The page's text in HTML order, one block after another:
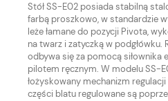
Stół SS-E02 posiada stabilną
farbą proszkowo, w standardzie
leże łamane do pozycji Pivota,
na twarz i zatyczką w podgłówku.
odbywa się za pomocą siłownika
pilotem ręcznym. W modelu SS-
łożyskowany mechanizm
części blatu regulowane są